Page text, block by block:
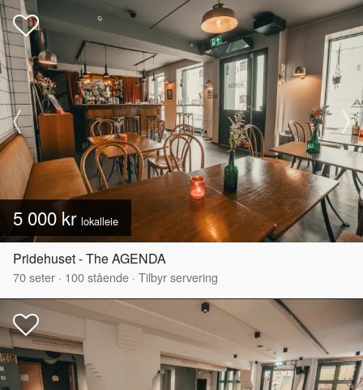
5 000 kr lokalleie
Pridehuset - The AGENDA
70seter · 100stående · Tilbyr servering